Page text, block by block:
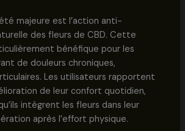
majeure est l’action anti-
des fleurs de CBD. Cette
bénéfique pour les
de douleurs chroniques,
Les utilisateurs rapportent
de leur confort quotidien,
intègrent les fleurs dans leur
après l’effort physique.